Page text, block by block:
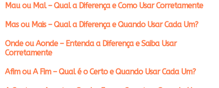
Mau ou Mal – Qual a Diferença e Como Usar Corretamente
Mas ou Mais – Qual a Diferença e Quando Usar Cada Um?
Onde ou Aonde – Entenda a Diferença e Saiba Usar
Corretamente
Afim ou A Fim – Qual é o Certo e Quando Usar Cada Um?